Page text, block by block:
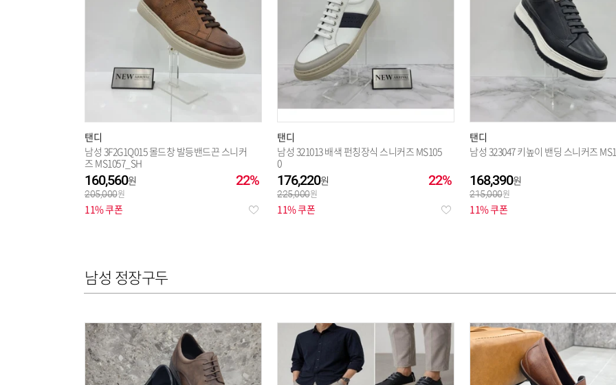
탠디
남성 3F2G1Q015 몰드창 발등밴드끈 스니커
즈 MS1057_SH
22%
160,560
205,000
11% 쿠폰
탠디
남성 321013 배색 펀칭장식 스니커즈 MS105
0
22%
176,220
225,000
11% 쿠폰
탠디
남성 323047 키높이 밴딩 스니커즈
168,390
215,000
11% 쿠폰
남성 정장구두